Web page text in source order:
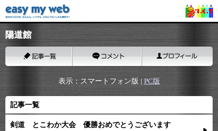
陽道館
表示：スマートフォン版 | PC版
記事一覧
剣道 とこわか大会 優勝おめでとうございます